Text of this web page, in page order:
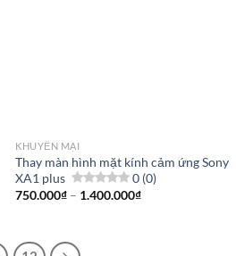
KHUYẾN MẠI
Thay màn hình mặt kính cảm ứng Sony
XA1 plus
0 (0)
750.000₫ – 1.400.000₫Khoảng